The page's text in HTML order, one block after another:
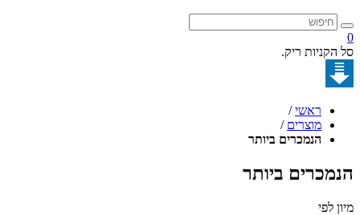
ריק.
ראשי
/
מוצרים /
הנמכרים ביותר
ביותר